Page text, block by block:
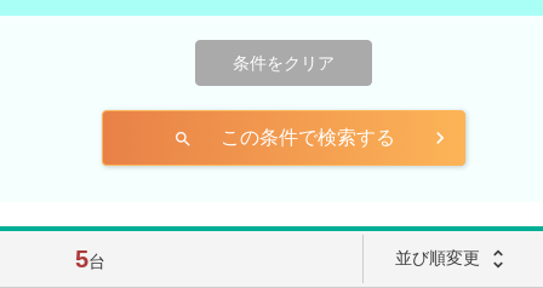
条件をクリア
search この条件で検索する
5台 並び順変更 unfold_more